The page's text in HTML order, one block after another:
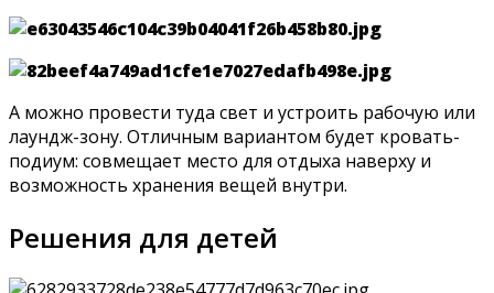
А можно провести туда свет и устроить рабочую или
лаундж-зону. Отличным вариантом будет кровать-
подиум: совмещает место для отдыха наверху и
возможность хранения вещей внутри.
Решения для детей